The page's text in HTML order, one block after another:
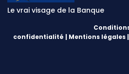
Le vrai visage de la Banque
confidentialité | Mentions légales